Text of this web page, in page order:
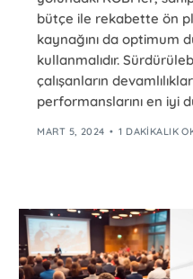
bütçe ile rekabette ön
kaynağını da optimum
kullanmalıdır.
çalışanların
performanslarını en iyi
MART 5, 2024 1 DAKIKALIK